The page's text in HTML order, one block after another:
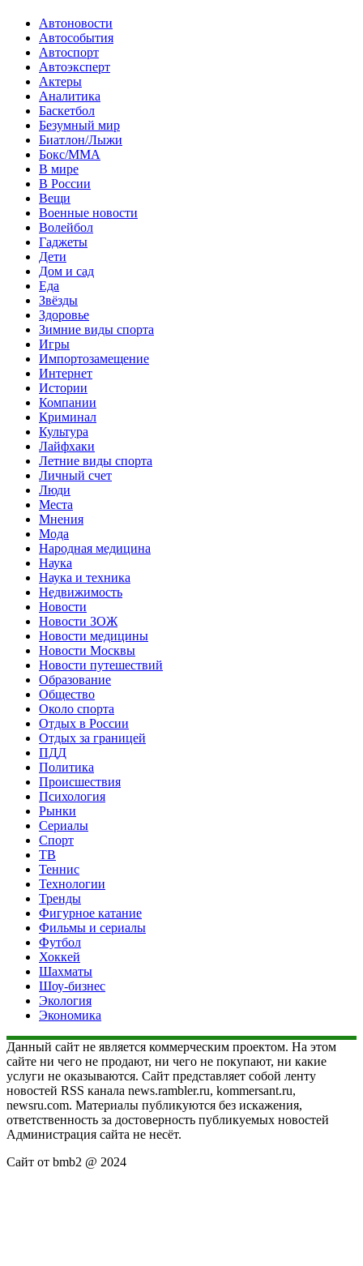
Автоновости
Автособытия
Автоспорт
Автоэксперт
Актеры
Аналитика
Баскетбол
Безумный мир
Биатлон/Лыжи
Бокс/MMA
В мире
В России
Вещи
Военные новости
Волейбол
Гаджеты
Дети
Дом и сад
Еда
Звёзды
Здоровье
Зимние виды спорта
Игры
Импортозамещение
Интернет
Истории
Компании
Криминал
Культура
Лайфхаки
Летние виды спорта
Личный счет
Люди
Места
Мнения
Мода
Народная медицина
Наука
Наука и техника
Недвижимость
Новости
Новости ЗОЖ
Новости медицины
Новости Москвы
Новости путешествий
Образование
Общество
Около спорта
Отдых в России
Отдых за границей
ПДД
Политика
Происшествия
Психология
Рынки
Сериалы
Спорт
ТВ
Теннис
Технологии
Тренды
Фигурное катание
Фильмы и сериалы
Футбол
Хоккей
Шахматы
Шоу-бизнес
Экология
Экономика
Данный сайт не является коммерческим проектом. На этом
сайте ни чего не продают, ни чего не покупают, ни какие
услуги не оказываются. Сайт представляет собой ленту
новостей RSS канала news.rambler.ru, kommersant.ru,
newsru.com. Материалы публикуются без искажения,
ответственность за достоверность публикуемых новостей
Администрация сайта не несёт.
Сайт от bmb2 @ 2024